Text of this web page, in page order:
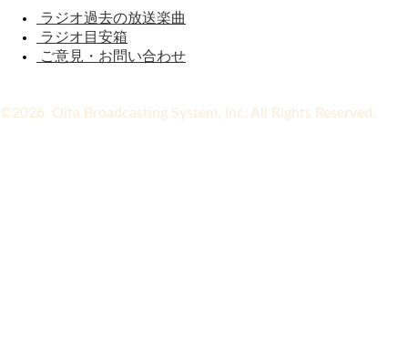
ラジオ過去の放送楽曲
ラジオ目安箱
ご意見・お問い合わせ
©2026 Oita Broadcasting System, Inc. All Rights Reserved.